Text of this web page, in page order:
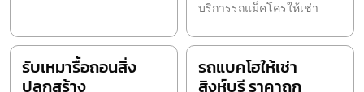
บริการรถแม็คโครให้เช่า
รับเหมารื้อถอนสิ่ง
ปลูกสร้าง
รถแบคโฮให้เช่า
สิงห์บุรี ราคาถูก